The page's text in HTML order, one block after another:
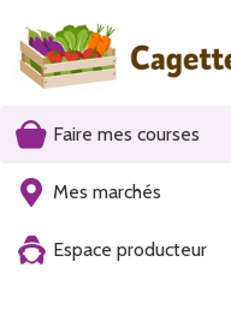
Faire mes courses
Mes marchés
Espace producteur